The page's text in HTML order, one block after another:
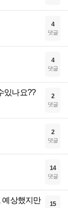
4
댓글
4
댓글
있나요?? 2
댓글
2
댓글
14
댓글
예상했지만 15